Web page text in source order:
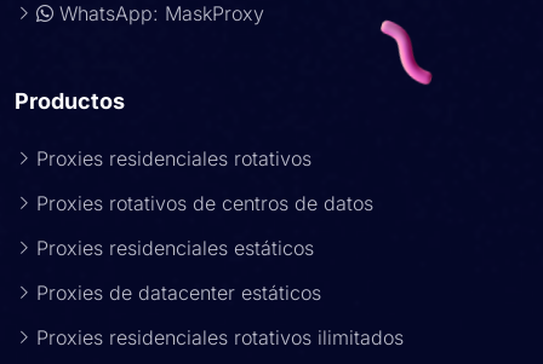
WhatsApp: MaskProxy
Productos
Proxies residenciales rotativos
Proxies rotativos de centros de datos
Proxies residenciales estáticos
Proxies de datacenter estáticos
Proxies residenciales rotativos ilimitados